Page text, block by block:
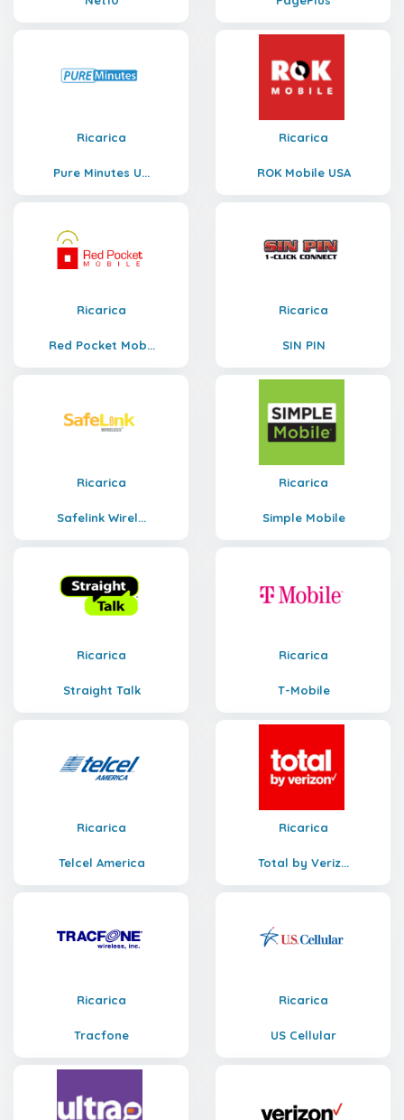
Ricarica
Pure Minutes U...
Ricarica
ROK Mobile USA
Ricarica
Red Pocket Mob...
Ricarica
SIN PIN
Ricarica
Safelink Wirel...
Ricarica
Simple Mobile
Ricarica
Straight Talk
Ricarica
T-Mobile
Ricarica
Telcel America
Ricarica
Total by Veriz...
Ricarica
Tracfone
Ricarica
US Cellular